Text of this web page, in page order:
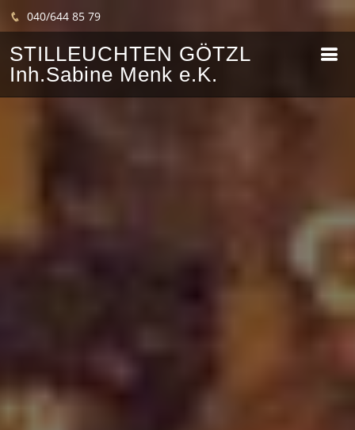
040/644 85 79
STILLEUCHTEN GÖTZL
Inh.Sabine Menk e.K.